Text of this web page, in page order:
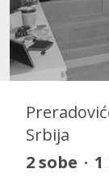
Srbija
2sobe · 1